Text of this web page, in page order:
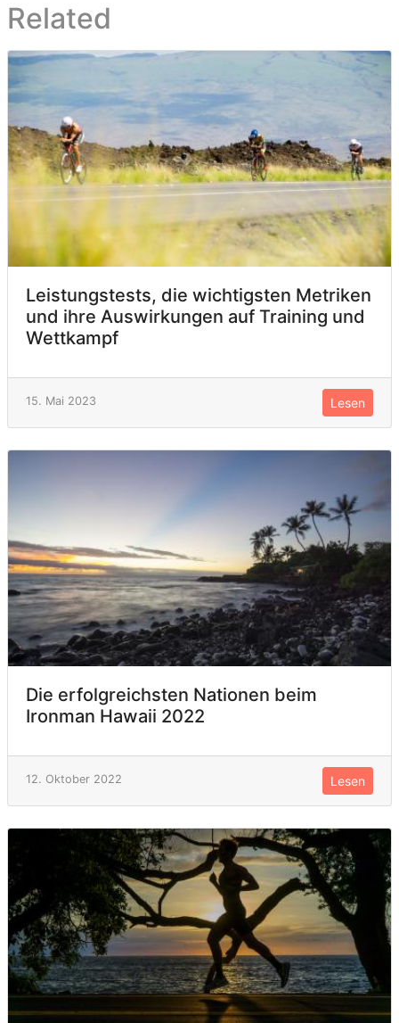
Related
Leistungstests, die wichtigsten Metriken
und ihre Auswirkungen auf Training und
Wettkampf
15. Mai 2023 Lesen
Die erfolgreichsten Nationen beim
Ironman Hawaii 2022
12. Oktober 2022 Lesen